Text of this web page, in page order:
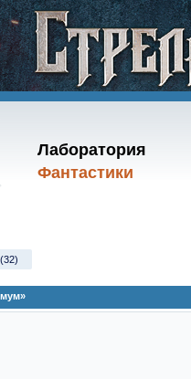
Лаборатория
Фантастики